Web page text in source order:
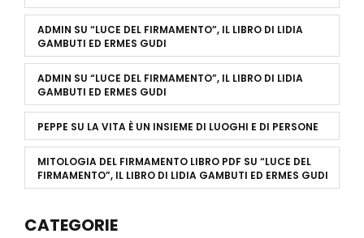
ADMIN SU “LUCE DEL FIRMAMENTO”, IL LIBRO DI LIDIA
GAMBUTI ED ERMES GUDI
ADMIN SU “LUCE DEL FIRMAMENTO”, IL LIBRO DI LIDIA
GAMBUTI ED ERMES GUDI
PEPPE SU LA VITA È UN INSIEME DI LUOGHI E DI PERSONE
MITOLOGIA DEL FIRMAMENTO LIBRO PDF SU “LUCE DEL
FIRMAMENTO”, IL LIBRO DI LIDIA GAMBUTI ED ERMES GUDI
CATEGORIE